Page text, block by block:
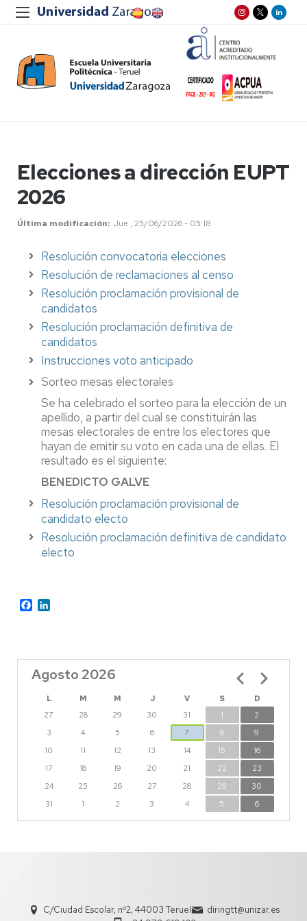
Elecciones a dirección EUPT
2026
Última modificación Jue , 25/06/2026 - 05:18
Resolución convocatoria elecciones
Resolución de reclamaciones al censo
Resolución proclamación provisional de
candidatos
Resolución proclamación definitiva de
candidatos
Instrucciones voto anticipado
Sorteo mesas electorales
Se ha celebrado el sorteo para la elección de un
apellido, a partir del cual se constituirán las
mesas electorales de entre los electores que
hayan de emitir su voto en cada una de ellas. El
resultado es el siguiente:
BENEDICTO GALVE
Resolución proclamación provisional de
candidato electo
Resolución proclamación definitiva de candidato
electo
Facebook
Agosto 2026
L M M J V S
D
27
28 29 30 31 1
2
3
4 5 6 7 8
9
10
11 12 13 14 15
16
17
18 19 20 21 22
23
24
25 26 27 28 29
30
31
1 2 3 4 5 6
Paginación
C/Ciudad Escolar, nº2, 44003 Teruel
diringtt@unizar.es